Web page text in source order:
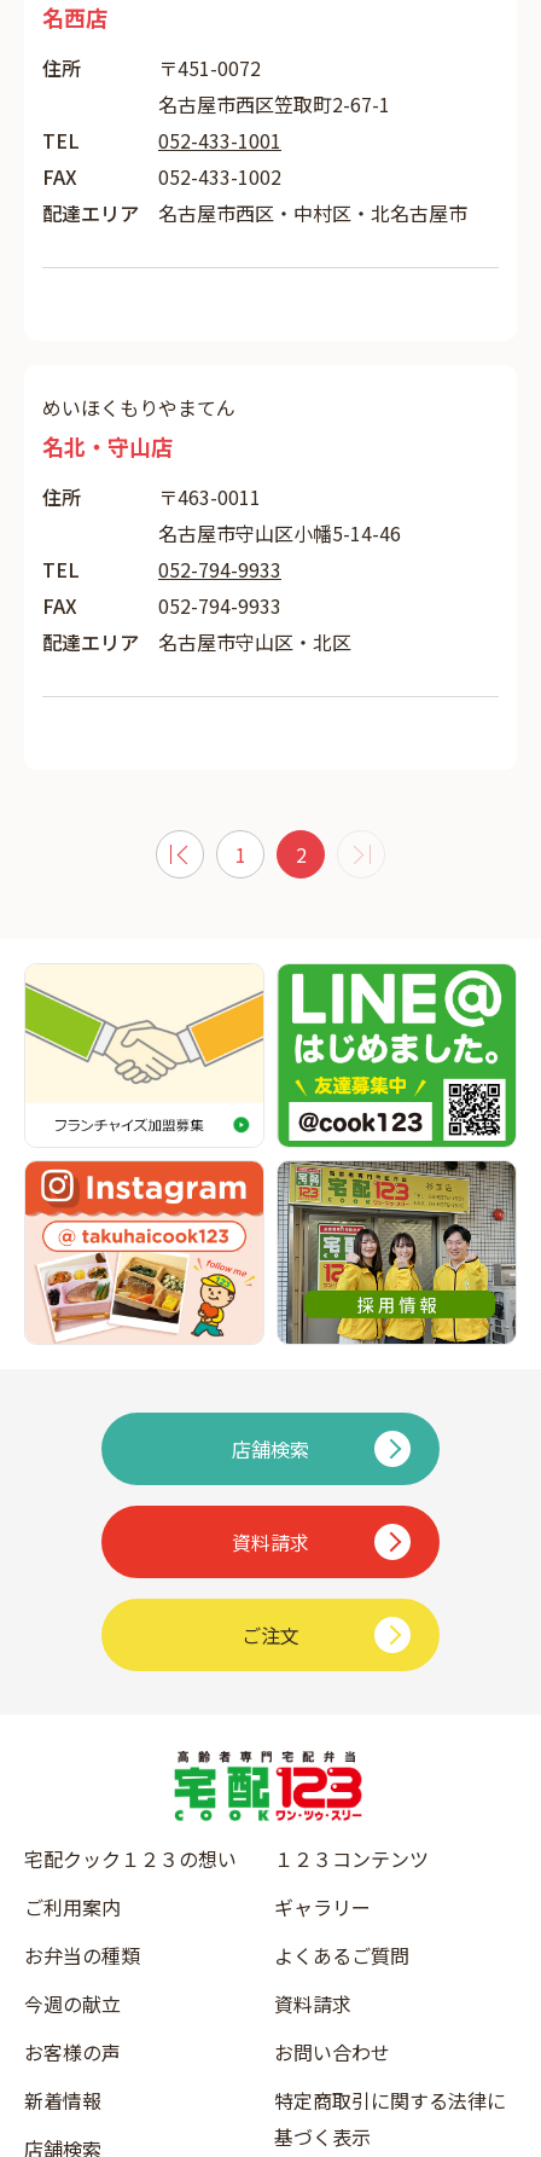
名西店
住所
〒451-0072
名古屋市西区笠取町2-67-1
TEL
052-433-1001
FAX
052-433-1002
配達エリア
名古屋市西区・中村区・北名古屋市
めいほくもりやまてん
名北・守山店
住所
〒463-0011
名古屋市守山区小幡5-14-46
TEL
052-794-9933
FAX
052-794-9933
配達エリア
名古屋市守山区・北区
1 2
店舗検索
資料請求
ご注文
宅配クック１２３の想い
ご利用案内
お弁当の種類
今週の献立
お客様の声
新着情報
店舗検索
１２３コンテンツ
ギャラリー
よくあるご質問
資料請求
お問い合わせ
特定商取引に関する法律に
基づく表示